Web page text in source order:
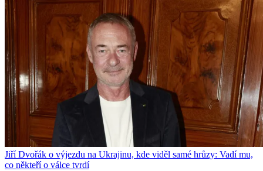
Jiří Dvořák o výjezdu na Ukrajinu, kde viděl samé hrůzy: Vadí mu,
co někteří o válce tvrdí